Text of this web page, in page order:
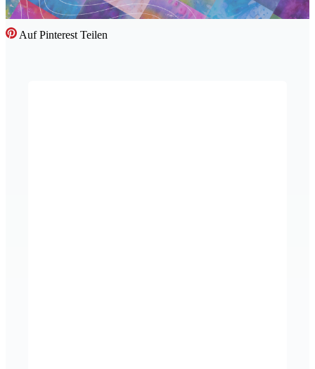
Auf Pinterest Teilen